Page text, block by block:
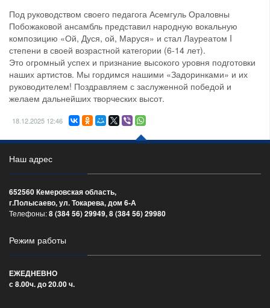
Под руководством своего педагога Асемгуль Ораловны
Побожаковой ансамбль представил народную вокальную
композицию «Ой, Дуся, ой, Маруся» и стал Лауреатом I
степени в своей возрастной категории (6-14 лет).
Это огромный успех и признание высокого уровня подготовки
наших артистов. Мы гордимся нашими «Задоринками» и их
руководителем! Поздравляем с заслуженной победой и
желаем дальнейших творческих высот.
18.12.2025 12:46
Наш адрес
652560 Кемеровская область,
г.Полысаево, ул. Токарева, дом 6-А
Телефоны:8 (384 56) 29949, 8 (384 56) 29980
Режим работы
ЕЖЕДНЕВНО
с 8.00ч. до 20.00 ч.